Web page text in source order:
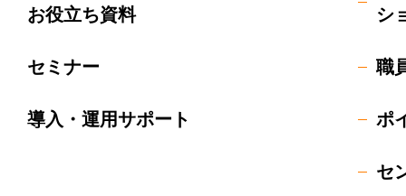
お役立ち資料
セミナー
導入・運用サポート
シ
職
ポ
セ